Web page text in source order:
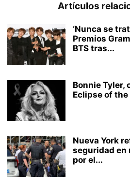
Artículos
‘Nunca se
Premios
BTS tras...
Bonnie Tyler,
Eclipse of the
Nueva York
seguridad en
por el...